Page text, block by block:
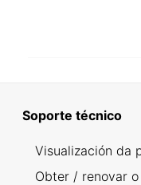
Soporte técnico
Visualización da
Obter / renovar